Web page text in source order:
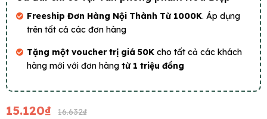
Freeship Đơn Hàng Nội Thành Từ 1000K. Áp dụng
trên tất cả các đơn hàng
Tặng một voucher trị giá 50K cho tất cả các khách
hàng mới với đơn hàng từ 1 triệu đồng
15.120₫
16.632₫